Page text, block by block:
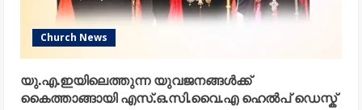
Church News
യു.എ.ഇയിലെത്തുന്ന യുവജനങ്ങൾക്ക്
കൈത്താങ്ങായി എസ്.ഒ.സി.വൈ.എ ഹെൽപ് ഡെസ്ക്